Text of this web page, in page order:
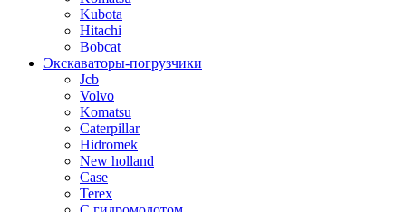
Kubota
Hitachi
Bobcat
Экскаваторы-погрузчики
Jcb
Volvo
Komatsu
Caterpillar
Hidromek
New holland
Case
Terex